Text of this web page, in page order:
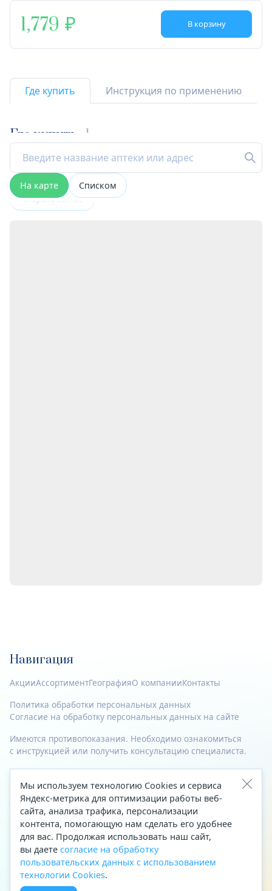
1,779 В корзину
Где купить Инструкция по применению
Где купить 1
На карте Списком
Открыта сейчас
Навигация
АкцииАссортиментГеографияО компанииКонтакты
Политика обработки персональных данных
Согласие на обработку персональных данных на сайте
Имеются противопоказания. Необходимо ознакомиться
с инструкцией или получить консультацию специалиста.
© 2023—2026 Все права защищены.
Адрес
Архангельск, ул. Папанина, д. 19 (вход в здание со стороны
автоцентра «Тойота»)
Приемная Генерального директора
Телефон
+7 (8182) 63-60-31
Факс
+7 (8182) 68-66-71
Мы используем технологию Cookies и сервиса
Яндекс-метрика для оптимизации работы веб-
сайта, анализа трафика, персонализации
контента, помогающую нам сделать его удобнее
для вас. Продолжая использовать наш сайт,
вы даете согласие на обработку
пользовательских данных с использованием
технологии Cookies.